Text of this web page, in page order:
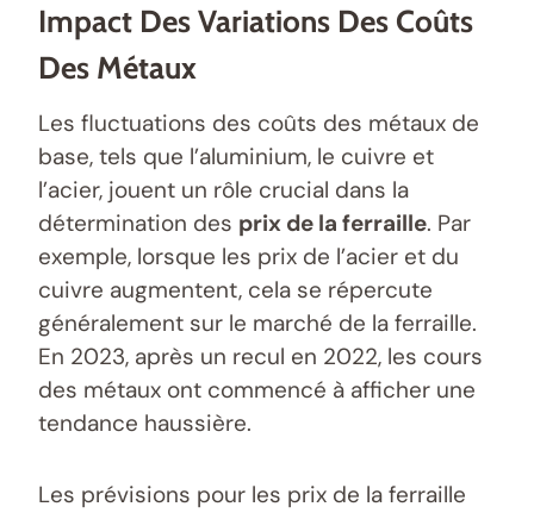
Impact Des Variations Des Coûts
Des Métaux
Les fluctuations des coûts des métaux de
base, tels que l’aluminium, le cuivre et
l’acier, jouent un rôle crucial dans la
détermination des prix de la ferraille. Par
exemple, lorsque les prix de l’acier et du
cuivre augmentent, cela se répercute
généralement sur le marché de la ferraille.
En 2023, après un recul en 2022, les cours
des métaux ont commencé à afficher une
tendance haussière.
Les prévisions pour les prix de la ferraille